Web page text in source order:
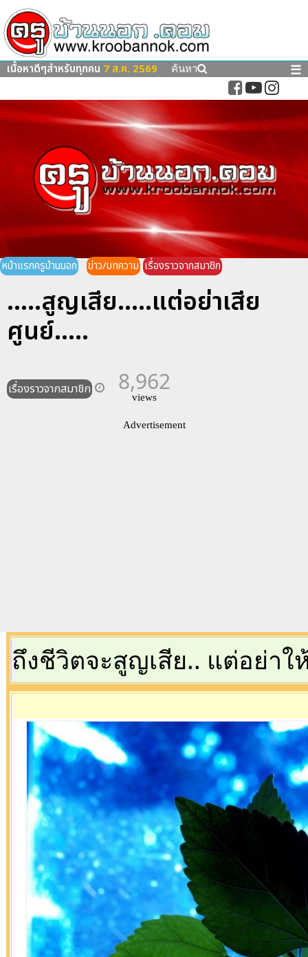
เนื้อหาดีๆสำหรับทุกคน 7 ส.ค. 2569 ค้นหา ☰
หน้าแรกครูบ้านนอก ข่าว/บทความ เรื่องราวจากสมาชิก
.....สูญเสีย.....แต่อย่าเสีย
ศูนย์.....
เรื่องราวจากสมาชิก 8,962
views
Advertisement
ถึงชีวิตจะสูญเสีย.. แต่อย่าใ